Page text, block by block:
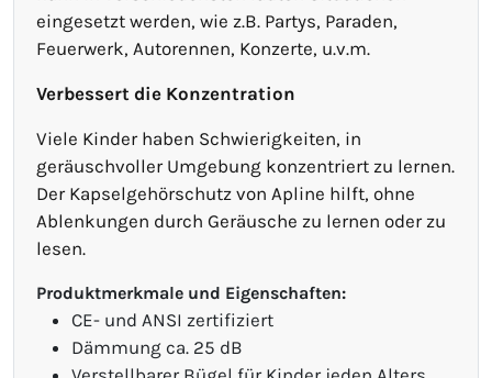
eingesetzt werden, wie z.B. Partys, Paraden,
Feuerwerk, Autorennen, Konzerte, u.v.m.
Verbessert die Konzentration
Viele Kinder haben Schwierigkeiten, in
geräuschvoller Umgebung konzentriert zu lernen.
Der Kapselgehörschutz von Apline hilft, ohne
Ablenkungen durch Geräusche zu lernen oder zu
lesen.
Produktmerkmale und Eigenschaften:
CE- und ANSI zertifiziert
Dämmung ca. 25 dB